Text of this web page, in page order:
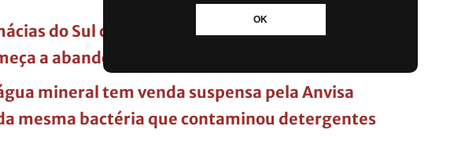
OK
do Sul com mais de 20 mil funcionários
a abandonar a escala 6×1
mineral tem venda suspensa pela Anvisa
mesma bactéria que contaminou detergentes